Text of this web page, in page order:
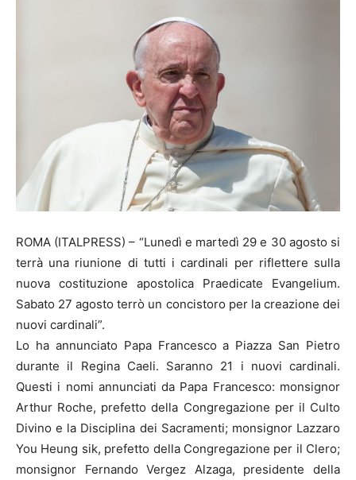
ROMA (ITALPRESS) – “Lunedì e martedì 29 e 30 agosto si
terrà una riunione di tutti i cardinali per riflettere sulla
nuova costituzione apostolica Praedicate Evangelium.
Sabato 27 agosto terrò un concistoro per la creazione dei
nuovi cardinali”.
Lo ha annunciato Papa Francesco a Piazza San Pietro
durante il Regina Caeli. Saranno 21 i nuovi cardinali.
Questi i nomi annunciati da Papa Francesco: monsignor
Arthur Roche, prefetto della Congregazione per il Culto
Divino e la Disciplina dei Sacramenti; monsignor Lazzaro
You Heung sik, prefetto della Congregazione per il Clero;
monsignor Fernando Vergez Alzaga, presidente della